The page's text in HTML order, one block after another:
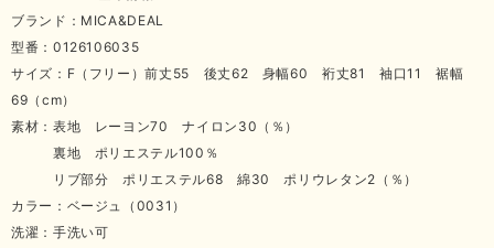
ブランド：MICA&DEAL
型番：0126106035
サイズ：F（フリー）前丈55 後丈62 身幅60 裄丈81 袖口11 裾幅
69（cm）
素材：表地 レーヨン70 ナイロン30（％）
裏地 ポリエステル100％
リブ部分 ポリエステル68 綿30 ポリウレタン2（％）
カラー：ベージュ（0031）
洗濯：手洗い可